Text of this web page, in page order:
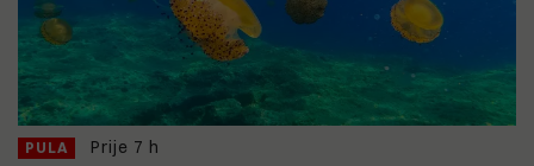
PULA Prije 7 h